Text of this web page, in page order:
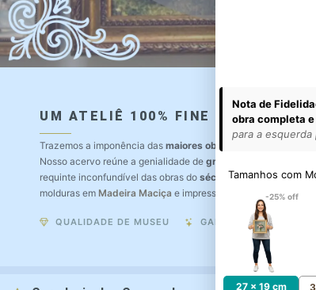
UM ATELIÊ 100% FINE ART
Trazemos a imponência das maiores obras de arte do mundo
Nosso acervo reúne a genialidade de grandes pintores
requinte inconfundível das obras do século XIX. Produção
molduras em Madeira Maciça e impressão com
QUALIDADE DE MUSEU GARANTIA ETERNA
Nota de
obra completa
para a
Tamanhos com
-25% off
27 x 19 cm